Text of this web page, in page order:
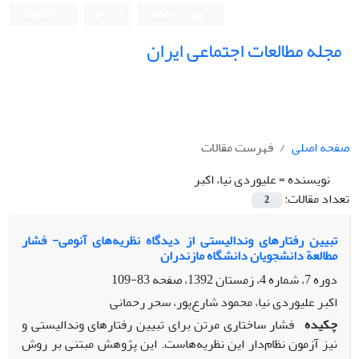
مجله مطالعات اجتماعی ایران
صفحه اصلی
فهرست مقالات
نویسنده =علیوردی نیا، اکبر
تعداد مقالات:
2
تبیین رفتارهای وندالیستی از دیدگاه نظریه‌های آنومی- فشار
مطالعة دانشجویان دانشگاه مازندران
دوره 7، شماره 4، زمستان 1392، صفحه
83-109
اکبر علیوردی نیا، محمود شارع‌پور، سحر رحمانی
چکیده فشار ساختاری مرتن برای تبیین رفتارهای وندالیستی و
نیز آزمون نظام‌دار این نظریه‌هاست. این پژوهش مبتنی بر روش